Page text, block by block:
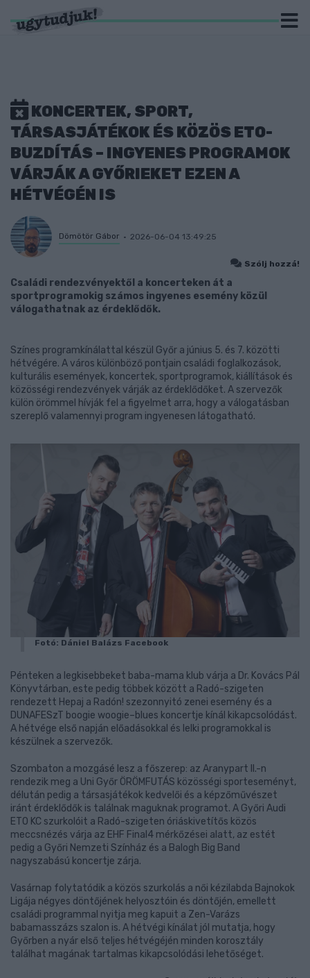
KONCERTEK, SPORT,
TÁRSASJÁTÉKOK ÉS KÖZÖS ETO-
BUZDÍTÁS – INGYENES PROGRAMOK
VÁRJÁK A GYŐRIEKET EZEN A
HÉTVÉGÉN IS
Dömötör Gábor 2026-06-04 13:49:25
Szólj hozzá!
Családi rendezvényektől a koncerteken át a
sportprogramokig számos ingyenes esemény közül
válogathatnak az érdeklődők.
Színes programkínálattal készül Győr a június 5. és 7. közötti
hétvégére. A város különböző pontjain családi foglalkozások,
kulturális események, koncertek, sportprogramok, kiállítások és
közösségi rendezvények várják az érdeklődőket. A szervezők
külön örömmel hívják fel a figyelmet arra, hogy a válogatásban
szereplő valamennyi program ingyenesen látogatható.
Fotó: Dániel Balázs Facebook
Pénteken a legkisebbeket baba-mama klub várja a Dr. Kovács Pál
Könyvtárban, este pedig többek között a Radó-szigeten
rendezett Hepaj a Radón! szezonnyitó zenei esemény és a
DUNAFESzT boogie woogie–blues koncertje kínál kikapcsolódást.
A hétvége első napján előadásokkal és lelki programokkal is
készülnek a szervezők.
Szombaton a mozgásé lesz a főszerep: az Aranypart II.-n
rendezik meg a Uni Győr ÖRÖMFUTÁS közösségi sporteseményt,
délután pedig a társasjátékok kedvelői és a képzőművészet
iránt érdeklődők is találnak maguknak programot. A Győri Audi
ETO KC szurkolóit a Radó-szigeten óriáskivetítős közös
meccsnézés várja az EHF Final4 mérkőzései alatt, az estét
pedig a Győri Nemzeti Színház és a Balogh Big Band
nagyszabású koncertje zárja.
Vasárnap folytatódik a közös szurkolás a női kézilabda Bajnokok
Ligája négyes döntőjének helyosztóin és döntőjén, emellett
családi programmal nyitja meg kapuit a Zen-Varázs
babamasszázs szalon is. A hétvégi kínálat jól mutatja, hogy
Győrben a nyár első teljes hétvégéjén minden korosztály
találhat magának tartalmas kikapcsolódási lehetőséget.